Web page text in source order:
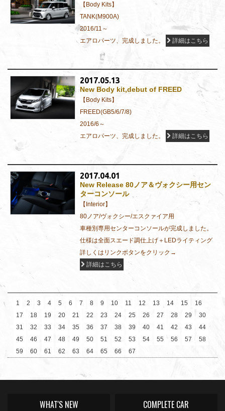
【Body Kits】
TANK(M900A)
2016/11～
エアロパーツ、完成しました。
詳細はこちら
2017.05.13
New Body kit,debut of FREED
【Body Kits】
FREED(GB5/6/7/8)
2016/6～
エアロパーツ、完成しました。
詳細はこちら
2017.04.01
New Release 80ノア＆ヴォクシー用セン
ターコンソール
【Interior】
80ノア/ヴォクシー/エスクァイア用
車種別専用センターコンソールが完成しました。
仕様は全面スエード調仕上げ＋LEDライティング
詳しくはリンクボタンをクリック→
詳細はこちら
1 2 3 4 5 6 7 8 9 10 11 12 13 14 15
16
17
18 19 20 21 22 23 24 25 26 27 28 29
30
31
32 33 34 35 36 37 38 39 40 41 42 43
44
45
46 47 48 49 50 51 52 53 54 55 56 57
58
59
60 61 62 63 64 65 66 67
WHAT'S NEW COMPLETE CAR